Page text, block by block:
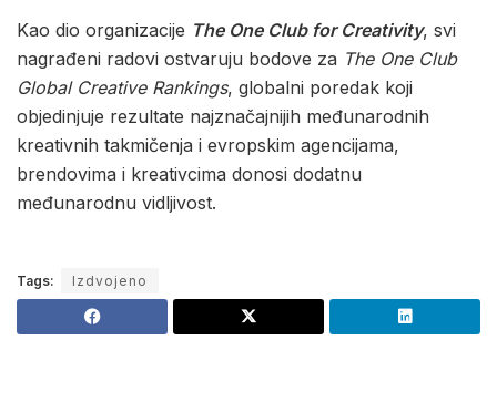
Kao dio organizacije The One Club for Creativity, svi
nagrađeni radovi ostvaruju bodove za The One Club
Global Creative Rankings, globalni poredak koji
objedinjuje rezultate najznačajnijih međunarodnih
kreativnih takmičenja i evropskim agencijama,
brendovima i kreativcima donosi dodatnu
međunarodnu vidljivost.
Tags: Izdvojeno